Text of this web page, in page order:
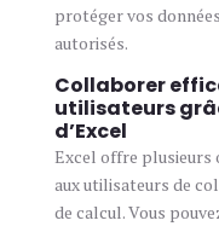
protéger vos
autorisés.
Collaborer
utilisateurs
d’Excel
Excel offre
aux utilisateurs de
de calcul. Vous